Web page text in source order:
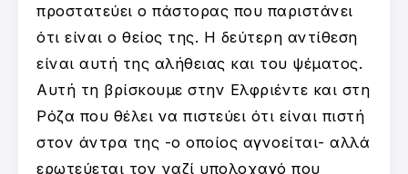
προστατεύει ο πάστορας που παριστάνει
ότι είναι ο θείος της. Η δεύτερη αντίθεση
είναι αυτή της αλήθειας και του ψέματος.
Αυτή τη βρίσκουμε στην Ελφριέντε και στη
Ρόζα που θέλει να πιστεύει ότι είναι πιστή
στον άντρα της -ο οποίος αγνοείται- αλλά
ερωτεύεται τον ναζί υπολοχαγό που